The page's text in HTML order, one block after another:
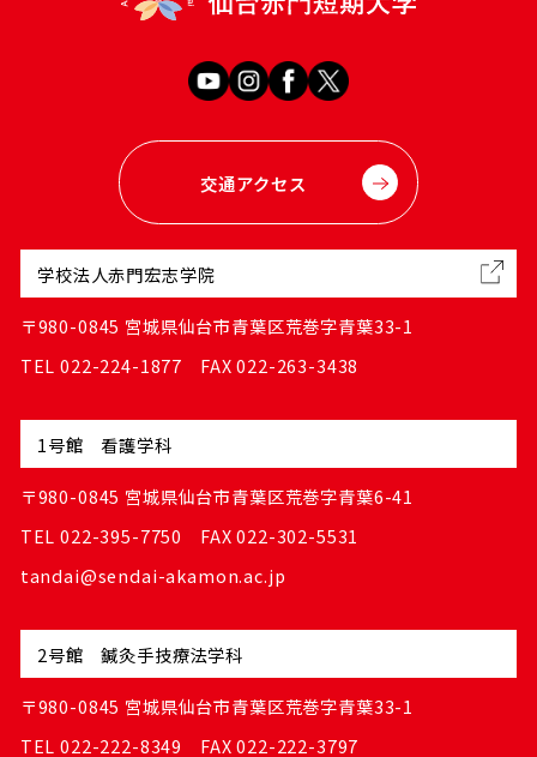
交通アクセス
学校法人赤門宏志学院
〒980-0845 宮城県仙台市青葉区荒巻字青葉33-1
TEL 022-224-1877 FAX 022-263-3438
1号館 看護学科
〒980-0845 宮城県仙台市青葉区荒巻字青葉6-41
TEL 022-395-7750 FAX 022-302-5531
tandai@sendai-akamon.ac.jp
2号館 鍼灸手技療法学科
〒980-0845 宮城県仙台市青葉区荒巻字青葉33-1
TEL 022-222-8349 FAX 022-222-3797